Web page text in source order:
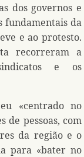
dos governos e
fundamentais da
e ao protesto.
recorreram a
e os
«centrado no
de pessoas, com
da região e o
para «bater no